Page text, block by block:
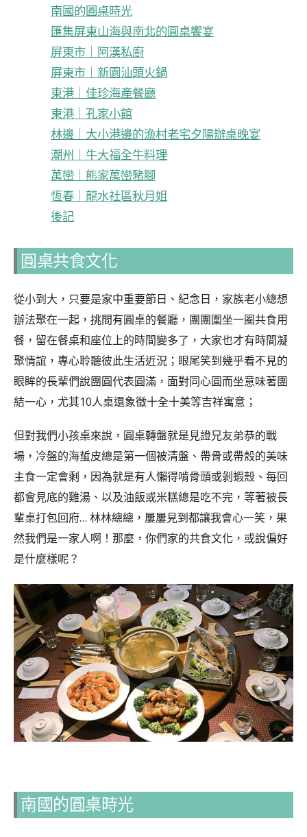
南國的圓桌時光
匯集屏東山海與南北的圓桌饗宴
屏東市｜阿漢私廚
屏東市｜新園汕頭火鍋
東港｜佳珍海產餐廳
東港｜孔家小館
林邊｜大小港邊的漁村老宅夕陽辦桌晚宴
潮州｜牛大福全牛料理
萬巒｜熊家萬巒豬腳
恆春｜龍水社區秋月姐
後記
圓桌共食文化
從小到大，只要是家中重要節日、紀念日，家族老小總想
辦法聚在一起，挑間有圓桌的餐廳，團團圍坐一圈共食用
餐，留在餐桌和座位上的時間變多了，大家也才有時間凝
聚情誼，專心聆聽彼此生活近況；眼尾笑到幾乎看不見的
眼眸的長輩們說團圓代表圓滿，面對同心圓而坐意味著團
結一心，尤其10人桌還象徵十全十美等吉祥寓意；
但對我們小孩桌來說，圓桌轉盤就是見證兄友弟恭的戰
場，冷盤的海蜇皮總是第一個被清盤、帶骨或帶殼的美味
主食一定會剩，因為就是有人懶得啃骨頭或剝蝦殼、每回
都會見底的雞湯、以及油飯或米糕總是吃不完，等著被長
輩桌打包回府… 林林總總，屢屢見到都讓我會心一笑，果
然我們是一家人啊！那麼，你們家的共食文化，或說偏好
是什麼樣呢？
南國的圓桌時光